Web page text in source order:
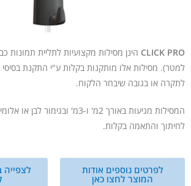
CLICK PRO
למטר). מסילות אלו מותקנות בקלות ע"י התקנת
לתקרה או בגובה שיבחר הלקוח.
המסילות מגיעות באורך 2מ' ו-3מ'
לחיתוך והתאמה בקלות.
לפרטים נוספים אודות
המוצר לחצו כאן
לצפייה